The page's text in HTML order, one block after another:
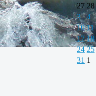
27 28
3
4
10 11
17 18
24 25
31 1